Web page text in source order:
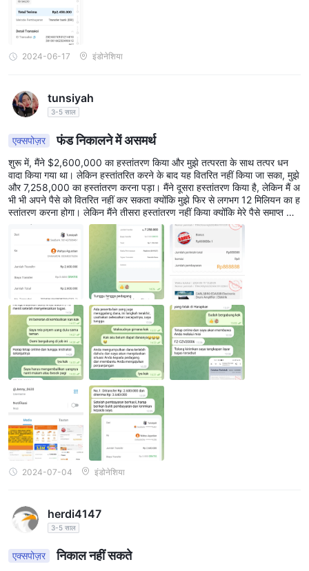
2024-06-17 इंडोनेशिया
tunsiyah
3-5 साल
एक्सपोज़र फंड निकालने में असमर्थ
शुरू में, मैंने $2,600,000 का हस्तांतरण किया और मुझे तत्परता के साथ तत्पर धन
वादा किया गया था। लेकिन हस्तांतरित करने के बाद यह वितरित नहीं किया जा सका, मुझे
और 7,258,000 का हस्तांतरण करना पड़ा। मैंने दूसरा हस्तांतरण किया है, लेकिन मैं अ
भी भी अपने पैसे को वितरित नहीं कर सकता क्योंकि मुझे फिर से लगभग 12 मिलियन का ह
स्तांतरण करना होगा। लेकिन मैंने तीसरा हस्तांतरण नहीं किया क्योंकि मेरे पैसे समाप्त हो ग
ए। कृपया मेरी मदद करें मेरे पैसे, 9,858,000 को वापस पाने में।
2024-07-04 इंडोनेशिया
herdi4147
3-5 साल
एक्सपोज़र निकाल नहीं सकते